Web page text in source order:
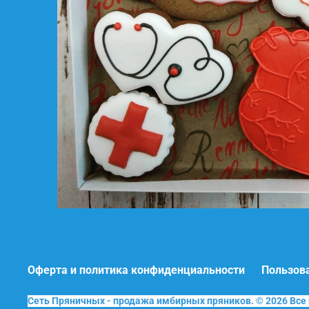
Оферта и политика конфиденциальности
Сеть Пряничных - продажа имбирных пряников. © 2026